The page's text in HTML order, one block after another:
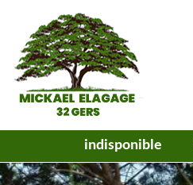
indisponible